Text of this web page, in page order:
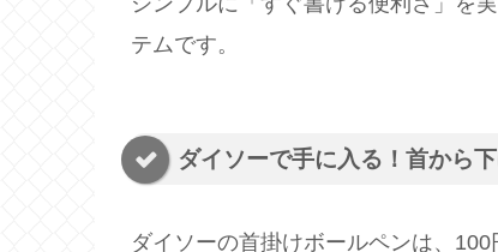
テムです。
ダイソーで手に入る！首から
ダイソーの首掛けボールペンは、